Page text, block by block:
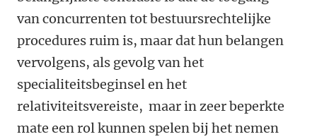
van concurrenten tot bestuursrechtelijke
procedures ruim is, maar dat hun belangen
vervolgens, als gevolg van het
specialiteitsbeginsel en het
relativiteitsvereiste, maar in zeer beperkte
mate een rol kunnen spelen bij het nemen